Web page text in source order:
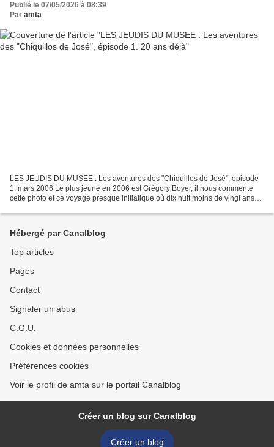
Publié le 07/05/2026 à 08:39
Par amta
LES JEUDIS DU MUSEE : Les aventures des "Chiquillos de José", épisode
1, mars 2006 Le plus jeune en 2006 est Grégory Boyer, il nous commente
cette photo et ce voyage presque initiatique où dix huit moins de vingt ans
Hébergé par Canalblog
Top articles
Pages
Contact
Signaler un abus
C.G.U.
Cookies et données personnelles
Préférences cookies
Voir le profil de amta sur le portail Canalblog
Créer un blog sur Canalblog
Créer un blog